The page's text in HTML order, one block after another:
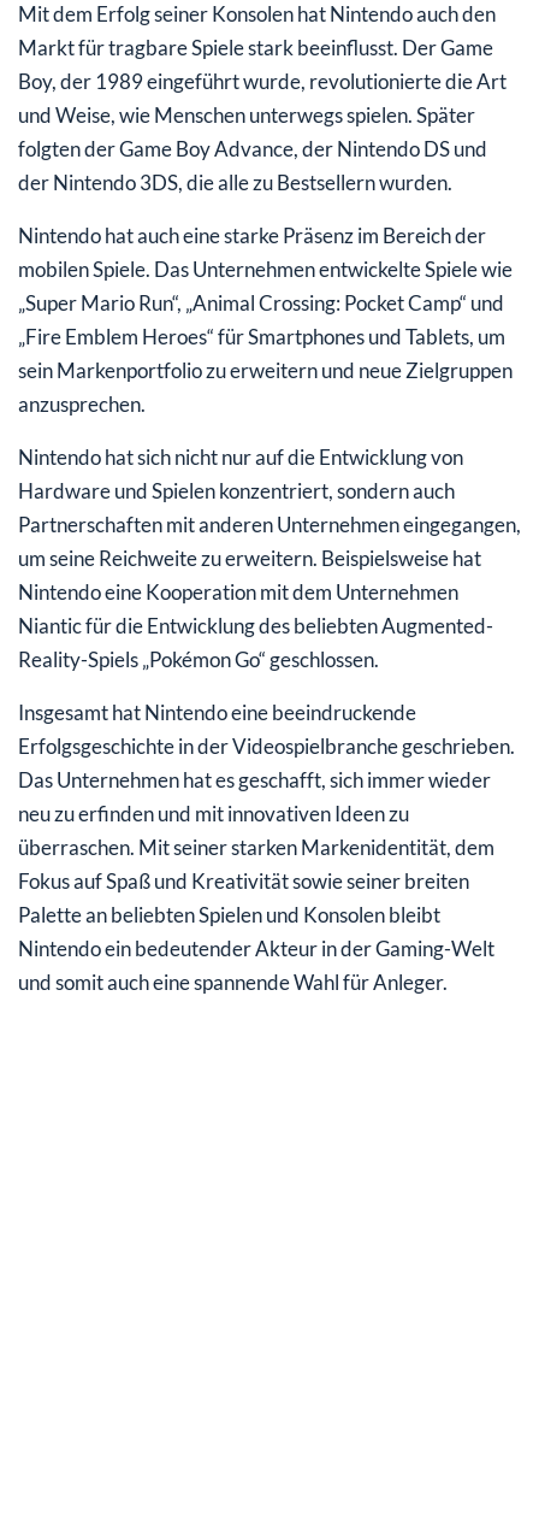
Mit dem Erfolg seiner Konsolen hat Nintendo auch den
Markt für tragbare Spiele stark beeinflusst. Der Game
Boy, der 1989 eingeführt wurde, revolutionierte die Art
und Weise, wie Menschen unterwegs spielen. Später
folgten der Game Boy Advance, der Nintendo DS und
der Nintendo 3DS, die alle zu Bestsellern wurden.
Nintendo hat auch eine starke Präsenz im Bereich der
mobilen Spiele. Das Unternehmen entwickelte Spiele wie
„Super Mario Run“, „Animal Crossing: Pocket Camp“ und
„Fire Emblem Heroes“ für Smartphones und Tablets, um
sein Markenportfolio zu erweitern und neue Zielgruppen
anzusprechen.
Nintendo hat sich nicht nur auf die Entwicklung von
Hardware und Spielen konzentriert, sondern auch
Partnerschaften mit anderen Unternehmen eingegangen,
um seine Reichweite zu erweitern. Beispielsweise hat
Nintendo eine Kooperation mit dem Unternehmen
Niantic für die Entwicklung des beliebten Augmented-
Reality-Spiels „Pokémon Go“ geschlossen.
Insgesamt hat Nintendo eine beeindruckende
Erfolgsgeschichte in der Videospielbranche geschrieben.
Das Unternehmen hat es geschafft, sich immer wieder
neu zu erfinden und mit innovativen Ideen zu
überraschen. Mit seiner starken Markenidentität, dem
Fokus auf Spaß und Kreativität sowie seiner breiten
Palette an beliebten Spielen und Konsolen bleibt
Nintendo ein bedeutender Akteur in der Gaming-Welt
und somit auch eine spannende Wahl für Anleger.